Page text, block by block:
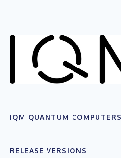
IQM QUANTUM COMPUTERS
RELEASE VERSIONS